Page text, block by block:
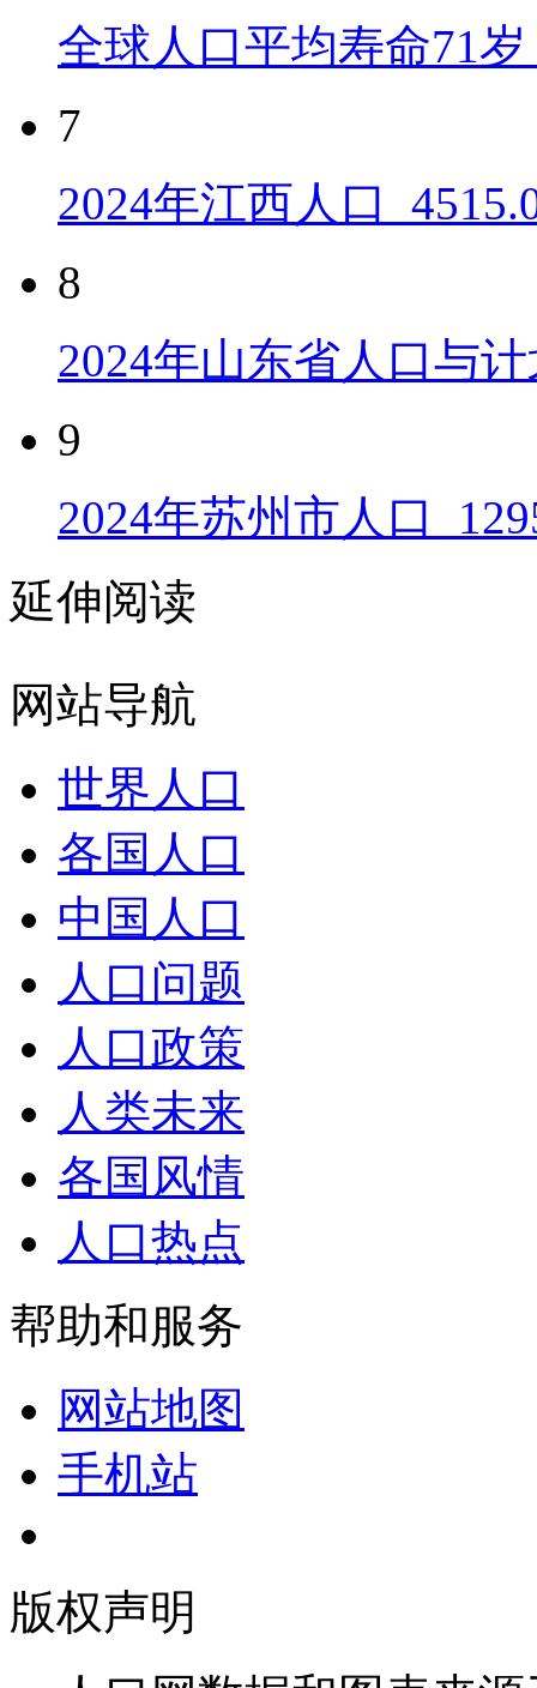
全球人口平均寿命71
7
2024年江西人口
8
2024年山东省人口与
9
2024年苏州市人口
延伸阅读
网站导航
世界人口
各国人口
中国人口
人口问题
人口政策
人类未来
各国风情
人口热点
帮助和服务
网站地图
手机站
版权声明